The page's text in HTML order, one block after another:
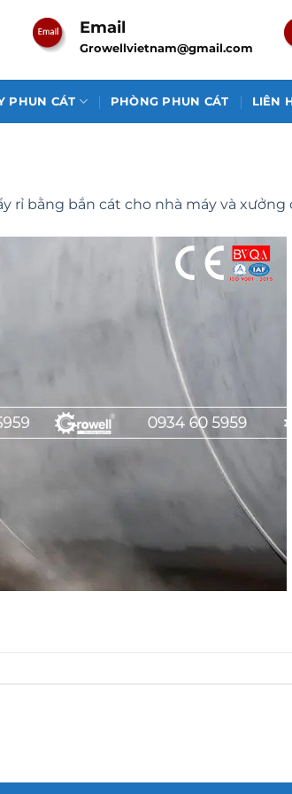
Email
Growellvietnam@gmail.com
PHUN CÁT PHÒNG PHUN CÁT LIÊN
rỉ bằng bắn cát cho nhà máy và xưởng